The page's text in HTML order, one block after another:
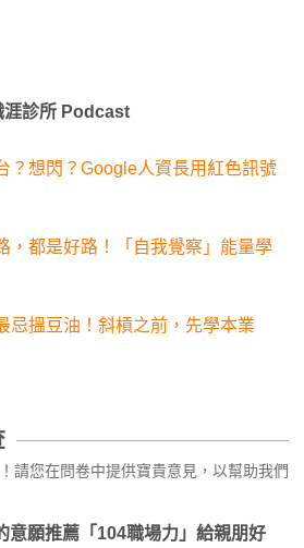
涯診所 Podcast
？想閃？Google人資長用紅色訊號
，都是好路！「自我覺察」能量學
忌搵豆油！斜槓之前，先學本業
請您在問卷中提供寶貴意見，以幫助我們
意願推薦「104職場力」給親朋好